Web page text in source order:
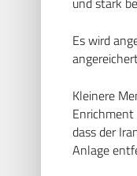
Es wird
Kleinere
dass der
Anlage